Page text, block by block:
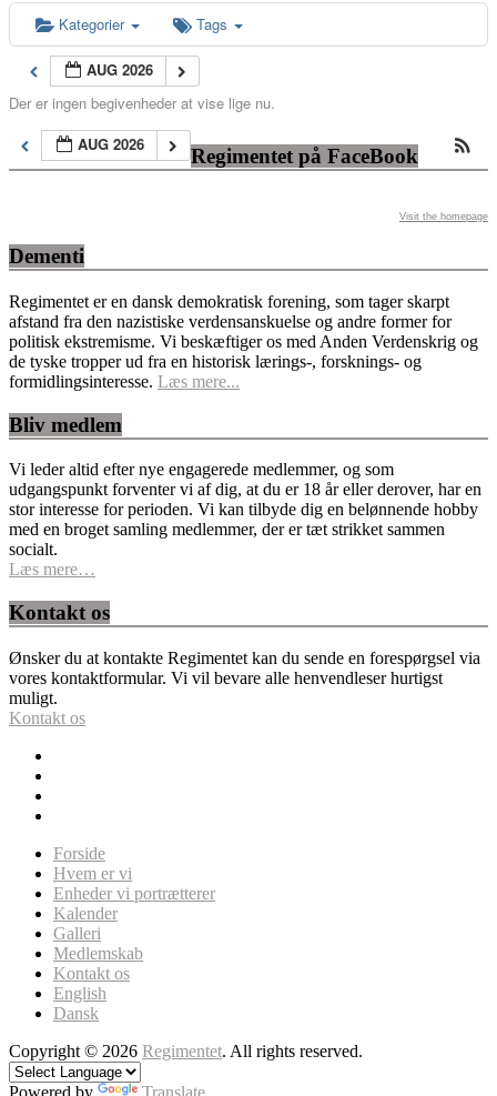
Kategorier Tags
AUG 2026
Der er ingen begivenheder at vise lige nu.
AUG 2026
Regimentet på FaceBook
Visit the homepage
Dementi
Regimentet er en dansk demokratisk forening, som tager skarpt
afstand fra den nazistiske verdensanskuelse og andre former for
politisk ekstremisme. Vi beskæftiger os med Anden Verdenskrig og
de tyske tropper ud fra en historisk lærings-, forsknings- og
formidlingsinteresse. Læs mere...
Bliv medlem
Vi leder altid efter nye engagerede medlemmer, og som
udgangspunkt forventer vi af dig, at du er 18 år eller derover, har en
stor interesse for perioden. Vi kan tilbyde dig en belønnende hobby
med en broget samling medlemmer, der er tæt strikket sammen
socialt.
Læs mere…
Kontakt os
Ønsker du at kontakte Regimentet kan du sende en forespørgsel via
vores kontaktformular. Vi vil bevare alle henvendleser hurtigst
muligt.
Kontakt os
Forside
Hvem er vi
Enheder vi portrætterer
Kalender
Galleri
Medlemskab
Kontakt os
English
Dansk
Copyright © 2026 Regimentet. All rights reserved.
Powered by Translate